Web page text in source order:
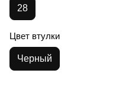
28
Цвет втулки
Черный